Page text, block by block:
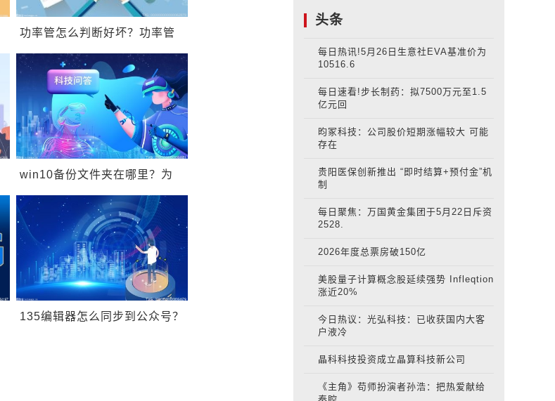
功率管怎么判断好坏？功率管
有什么作用？
win10备份文件夹在哪里？为
什么要进行Win10文件备份？
135编辑器怎么同步到公众号？
头条
每日热讯!5月26日生意社EVA基准价为
10516.6
每日速看!步长制药：拟7500万元至1.5
亿元回
昀冢科技：公司股价短期涨幅较大 可能
存在
贵阳医保创新推出 “即时结算+预付金”机
制
每日聚焦：万国黄金集团于5月22日斥资
2528.
2026年度总票房破150亿
美股量子计算概念股延续强势 Infleqtion
涨近20%
今日热议：光弘科技：已收获国内大客
户液冷
晶科科技投资成立晶算科技新公司
《主角》苟师扮演者孙浩：把热爱献给